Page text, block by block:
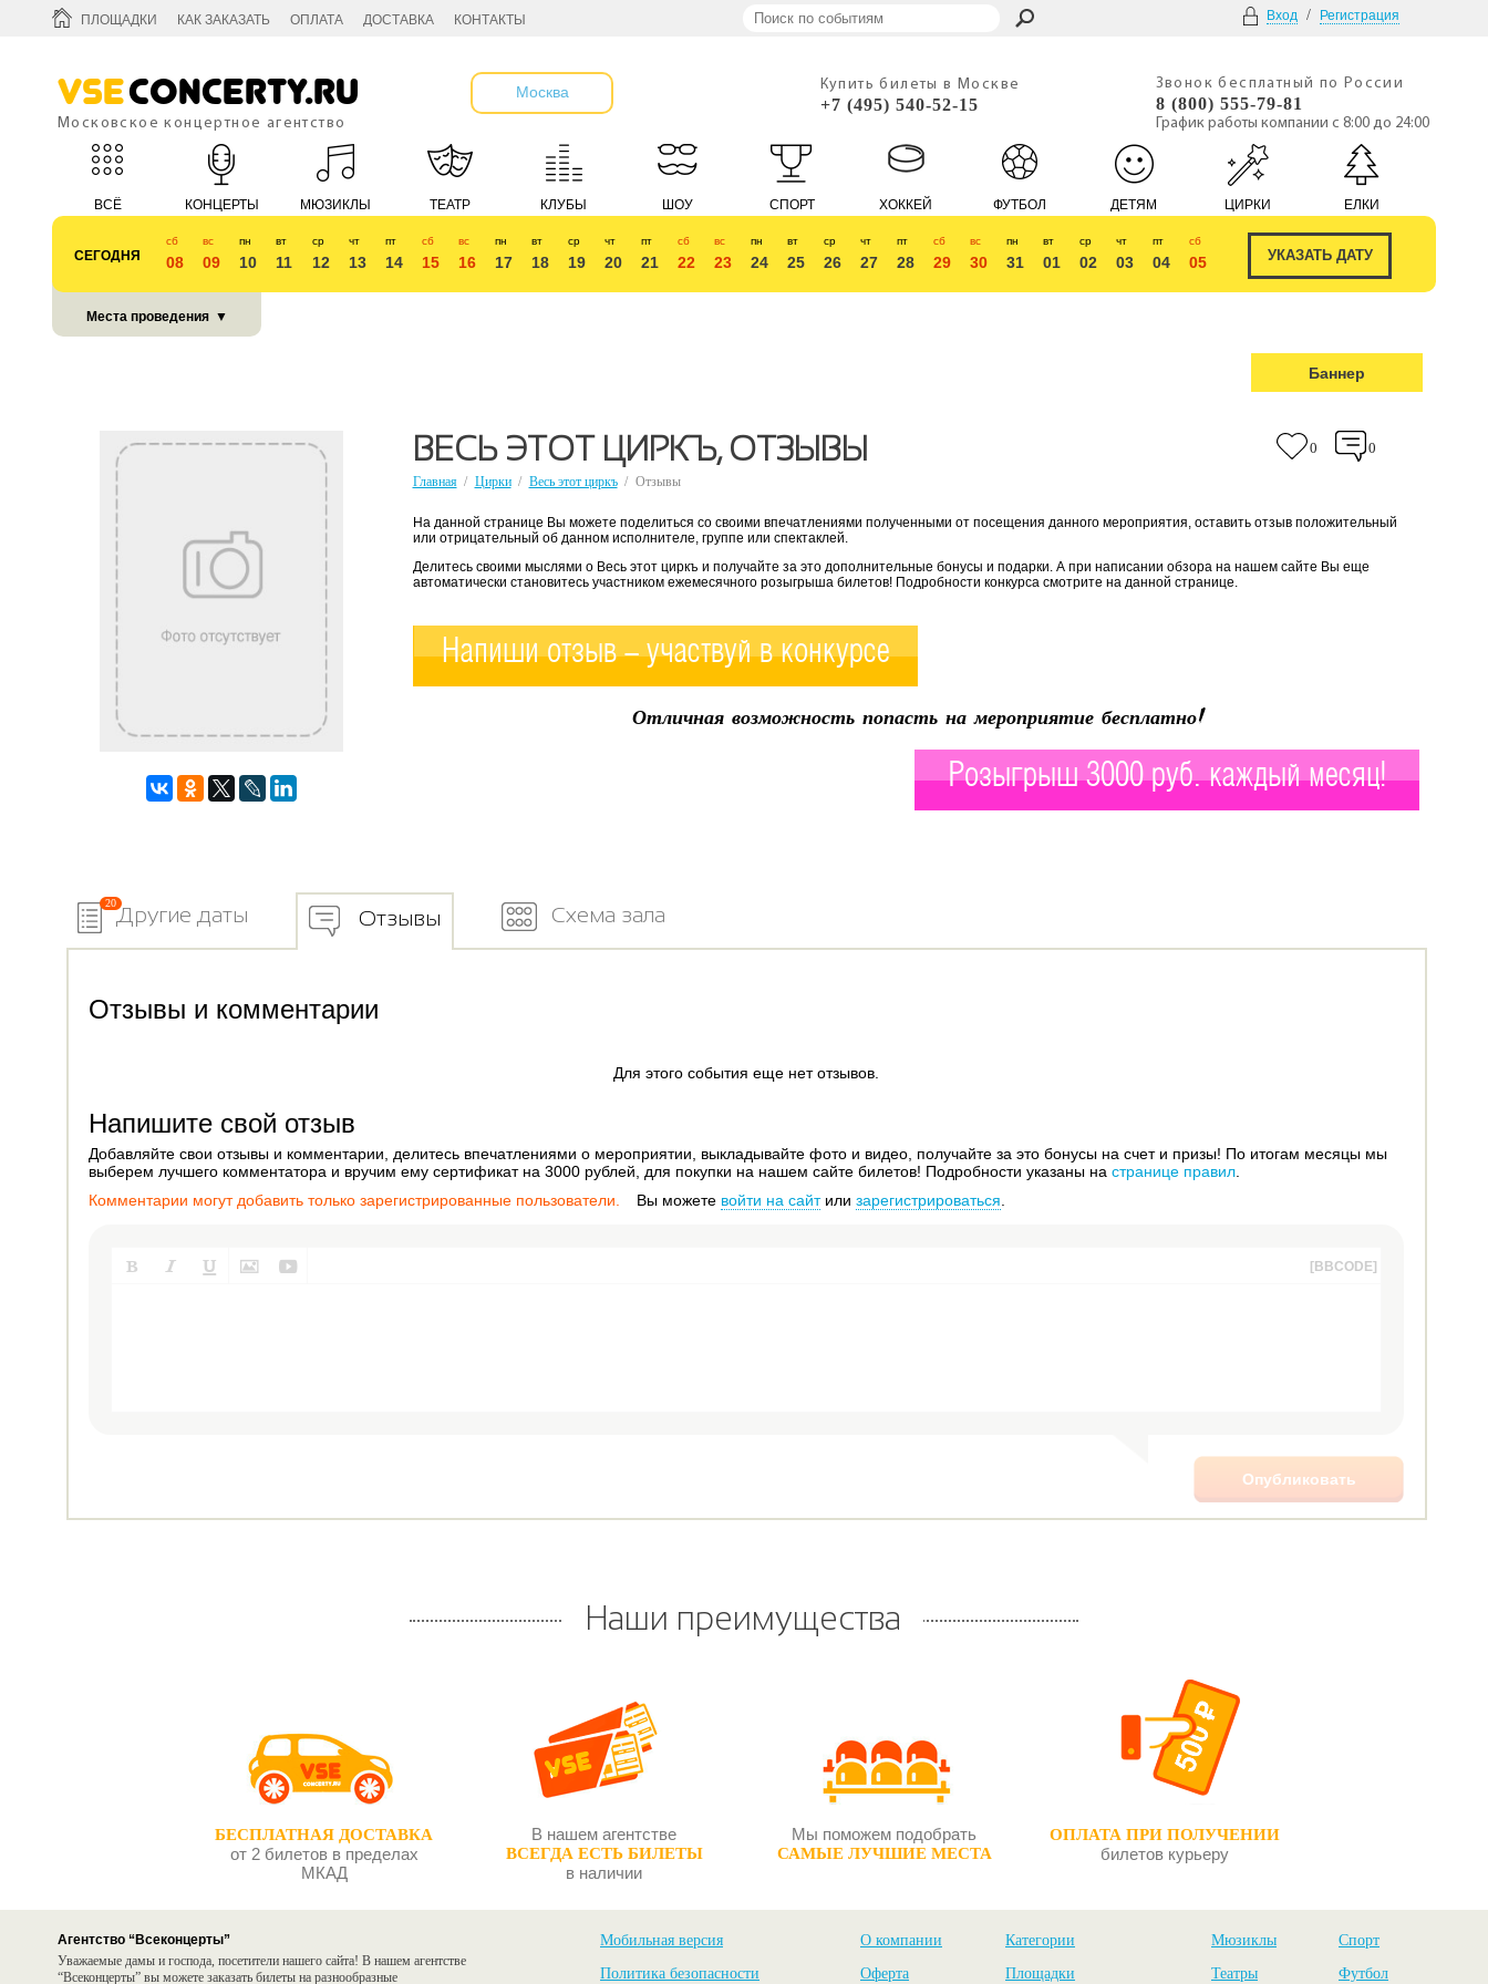
ПЛОЩАДКИ КАК ЗАКАЗАТЬ ОПЛАТА ДОСТАВКА КОНТАКТЫ Вход / Регистрация
VseConcerty.ru
Московское концертное агентство
Москва Купить билеты в Москве
+7 (495) 540-52-15
Звонок бесплатный по России
8 (800) 555-79-81
График работы компании с 8:00 до 24:00
ВСЁ КОНЦЕРТЫ МЮЗИКЛЫ ТЕАТР КЛУБЫ ШОУ СПОРТ ХОККЕЙ ФУТБОЛ ДЕТЯМ ЦИРКИ ЕЛКИ
СЕГОДНЯ
сб
08
вс
09
пн
10
вт
11
ср
12
чт
13
пт
14
сб
15
вс
16
пн
17
вт
18
ср
19
чт
20
пт
21
сб
22
вс
23
пн
24
вт
25
ср
26
чт
27
пт
28
сб
29
вс
30
пн
31
вт
01
ср
02
чт
03
пт
04
сб
05
Места проведения ▼
Баннер
ВЕСЬ ЭТОТ ЦИРКЪ, ОТЗЫВЫ 0 0
Главная / Цирки / Весь этот циркъ / Отзывы
На данной странице Вы можете поделиться со своими впечатлениями полученными от посещения данного мероприятия, оставить отзыв положительный
или отрицательный об данном исполнителе, группе или спектаклей.
Делитесь своими мыслями о Весь этот циркъ и получайте за это дополнительные бонусы и подарки. А при написании обзора на нашем сайте Вы еще
автоматически становитесь участником ежемесячного розыгрыша билетов! Подробности конкурса смотрите на данной странице.
Напиши отзыв - участвуй в конкурсе
Отличная возможность попасть на мероприятие бесплатно!
Розыгрыш 3000 руб. каждый месяц!
20Другие даты Отзывы Схема зала
Отзывы и комментарии
Для этого события еще нет отзывов.
Напишите свой отзыв
Добавляйте свои отзывы и комментарии, делитесь впечатлениями о мероприятии, выкладывайте фото и видео, получайте за это бонусы на счет и призы! По итогам месяцы мы
выберем лучшего комментатора и вручим ему сертификат на 3000 рублей, для покупки на нашем сайте билетов! Подробности указаны на странице правил.
Комментарии могут добавить только зарегистрированные пользователи.
Вы можете войти на сайтили зарегистрироваться
     [BBCODE]
Наши преимущества
БЕСПЛАТНАЯ ДОСТАВКА
от 2 билетов в пределах
МКАД
В нашем агентстве
ВСЕГДА ЕСТЬ БИЛЕТЫ
в наличии
Мы поможем подобрать
САМЫЕ ЛУЧШИЕ МЕСТА
ОПЛАТА ПРИ ПОЛУЧЕНИИ
билетов курьеру
Агентство “Всеконцерты”
Уважаемые дамы и господа, посетители нашего сайта! В нашем агентстве
“Всеконцерты” вы можете заказать билеты на разнообразные
Мобильная версия
Политика безопасности
О компании
Оферта
Категории
Площадки
Мюзиклы
Театры
Спорт
Футбол